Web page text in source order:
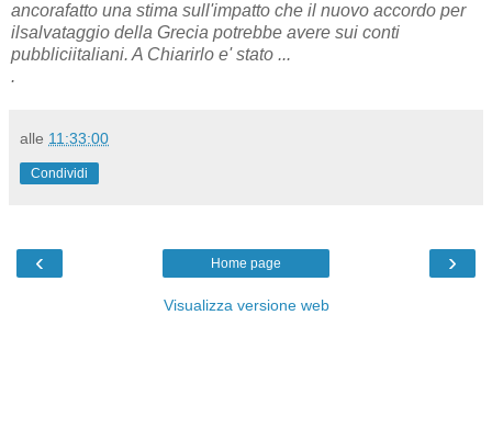
ancorafatto una stima sull'impatto che il nuovo accordo per
ilsalvataggio della Grecia potrebbe avere sui conti
pubbliciitaliani. A Chiarirlo e' stato ...
.
alle 11:33:00
Condividi
‹ ›
Home page
Visualizza versione web